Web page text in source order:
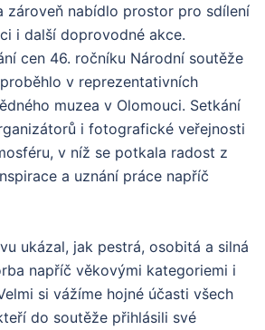
zároveň nabídlo prostor pro sdílení
i další doprovodné akce.
cen 46. ročníku Národní soutěže
v reprezentativních
muzea v Olomouci. Setkání
i fotografické veřejnosti
v níž se potkala radost z
a uznání práce napříč
ukázal, jak pestrá, osobitá a silná
napříč věkovými kategoriemi i
si vážíme hojné účasti všech
do soutěže přihlásili své